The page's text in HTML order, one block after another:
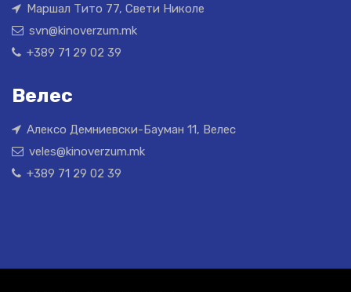
Маршал Тито 77, Свети Николе
svn@kinoverzum.mk
+389 71 29 02 39
Велес
Алексо Демниевски-Бауман 11, Велес
veles@kinoverzum.mk
+389 71 29 02 39